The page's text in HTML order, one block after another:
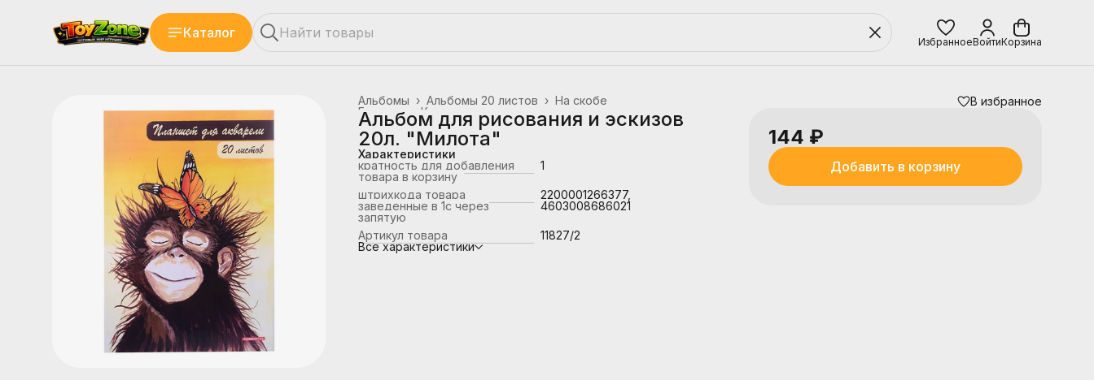
Каталог
ИзбранноеВойтиКорзина
На скобе
Альбомы 20 листов ›
Альбомы ›
Канцтовары, школьные принадлежности
Главная
Альбом для рисования и эскизов
20л. "Милота"
Характеристики
кратность для добавления
товара в корзину
1
штрихкода товара
заведенные в 1с через
запятую
2200001266377,
4603008686021
Артикул товара
11827/2
Все характеристики
В избранное
144 ₽
Добавить в корзину